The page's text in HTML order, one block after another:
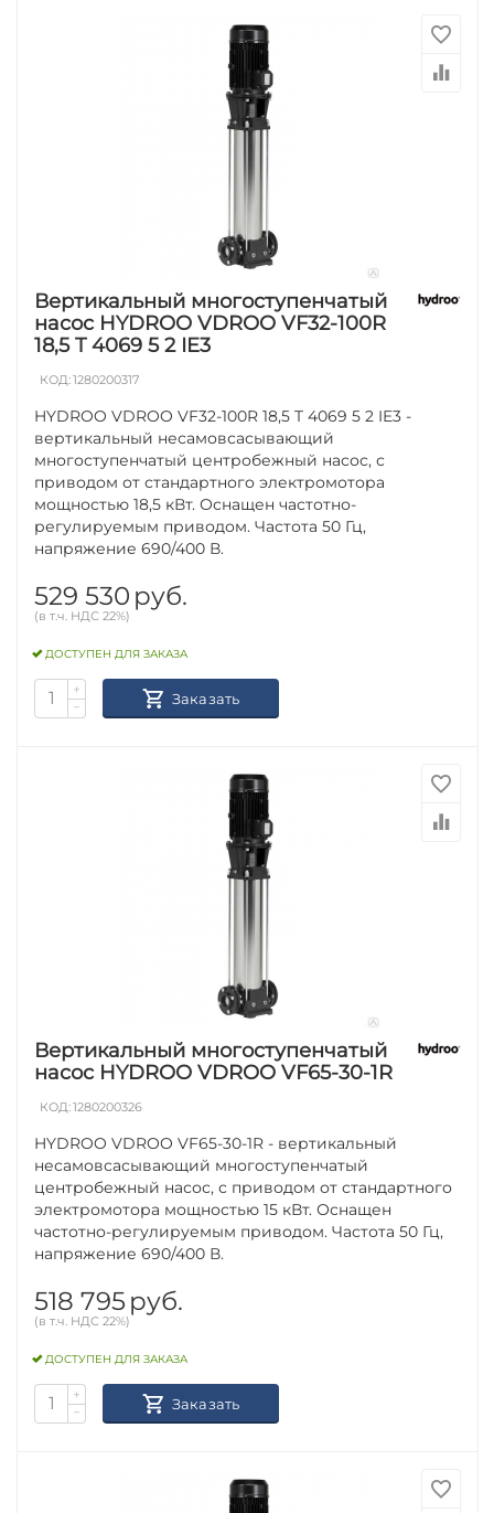
Вертикальный многоступенчатый
насос HYDROO VDROO VF32-100R
18,5 T 4069 5 2 IE3
КОД:1280200317
HYDROO VDROO VF32-100R 18,5 T 4069 5 2 IE3 -
вертикальный несамовсасывающий
многоступенчатый центробежный насос, с
приводом от стандартного электромотора
мощностью 18,5 кВт. Оснащен частотно-
регулируемым приводом. Частота 50 Гц,
напряжение 690/400 В.
529 530 руб.
(в т.ч. НДС 22%)
ДОСТУПЕН ДЛЯ ЗАКАЗА
+
−
Заказать
Вертикальный многоступенчатый
насос HYDROO VDROO VF65-30-1R
КОД:1280200326
HYDROO VDROO VF65-30-1R - вертикальный
несамовсасывающий многоступенчатый
центробежный насос, с приводом от стандартного
электромотора мощностью 15 кВт. Оснащен
частотно-регулируемым приводом. Частота 50 Гц,
напряжение 690/400 В.
518 795 руб.
(в т.ч. НДС 22%)
ДОСТУПЕН ДЛЯ ЗАКАЗА
+
−
Заказать